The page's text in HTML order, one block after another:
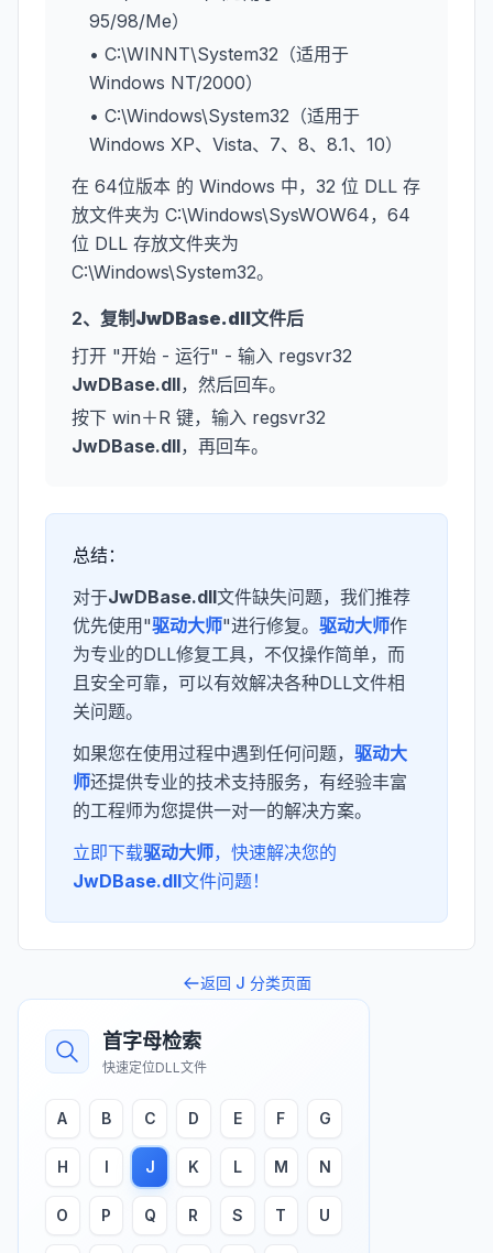
95/98/Me）
• C:\WINNT\System32（适用于
Windows NT/2000）
• C:\Windows\System32（适用于
Windows XP、Vista、7、8、8.1、10）
在 64位版本 的 Windows 中，32 位 DLL 存
放文件夹为 C:\Windows\SysWOW64，64
位 DLL 存放文件夹为
C:\Windows\System32。
2、复制 JwDBase.dll文件后
打开 "开始 - 运行" - 输入 regsvr32
JwDBase.dll，然后回车。
按下 win＋R 键，输入 regsvr32
JwDBase.dll，再回车。
总结：
对于JwDBase.dll文件缺失问题，我们推荐
优先使用"驱动大师"进行修复。 驱动大师作
为专业的DLL修复工具，不仅操作简单，而
且安全可靠，可以有效解决各种DLL文件相
关问题。
如果您在使用过程中遇到任何问题， 驱动大
师还提供专业的技术支持服务，有经验丰富
的工程师为您提供一对一的解决方案。
立即下载驱动大师，快速解决您的
JwDBase.dll文件问题！
返回 J 分类页面
首字母检索
快速定位DLL文件
A B C D E F G
H I J K L M N
O P Q R S T U